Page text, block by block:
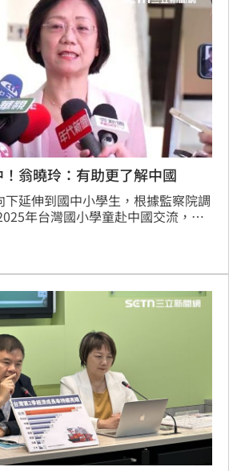
翁曉玲：有助更了解中國
下延伸到國中小學生，根據監察院調
年台灣國小學童赴中國交流，從
、甚至向國小延伸，全社會都不能
搞統戰，如果家長認為去中國交流參
的問題，而且可能有助於更了解中國
有家長。